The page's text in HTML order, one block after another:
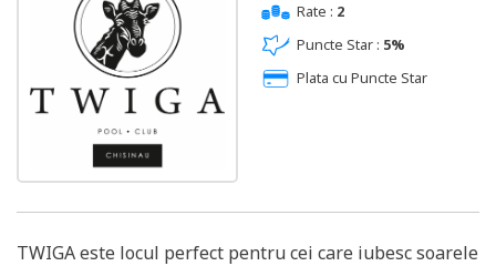
Rate : 2
Puncte Star : 5%
Plata cu Puncte Star
TWIGA este locul perfect pentru cei care iubesc soarele